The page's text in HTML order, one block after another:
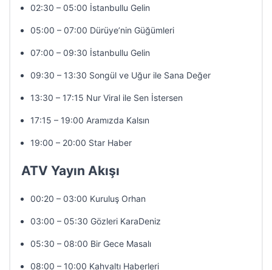
02:30 – 05:00 İstanbullu Gelin
05:00 – 07:00 Dürüye’nin Güğümleri
07:00 – 09:30 İstanbullu Gelin
09:30 – 13:30 Songül ve Uğur ile Sana Değer
13:30 – 17:15 Nur Viral ile Sen İstersen
17:15 – 19:00 Aramızda Kalsın
19:00 – 20:00 Star Haber
ATV Yayın Akışı
00:20 – 03:00 Kuruluş Orhan
03:00 – 05:30 Gözleri KaraDeniz
05:30 – 08:00 Bir Gece Masalı
08:00 – 10:00 Kahvaltı Haberleri